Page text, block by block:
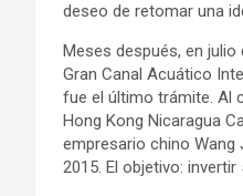
deseo de retomar una
Meses después, en
Gran Canal Acuático
fue el último trámite. Al
Hong Kong Nicaragua
empresario chino Wang
2015. El objetivo: invertir